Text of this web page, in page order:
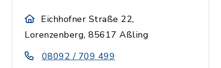
Eichhofner Straße 22,
Lorenzenberg, 85617 Aßling
08092 / 709 499